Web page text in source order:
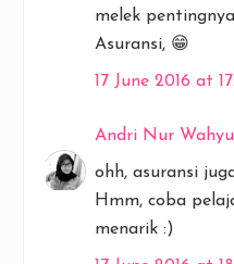
melek
Asuransi, 😁
17 June 2016 at
Andri Nur Wahyu
ohh, asuransi
Hmm, coba
menarik :)